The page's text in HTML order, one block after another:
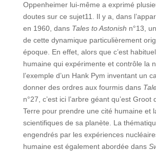
Oppenheimer lui-même a exprimé
doutes sur ce sujet11. Il y a, dans
en 1960, dans Tales to Astonish n°13,
de cette dynamique particulièrement
époque. En effet, alors que c’est
humaine qui expérimente et contrôle la
l’exemple d’un Hank Pym inventant un
donner des ordres aux fourmis dans
n°27, c’est ici l’arbre géant qu’est Groot
Terre pour prendre une cité humaine et
scientifiques de sa planète. La
engendrés par les expériences
humaine est également abordée dans